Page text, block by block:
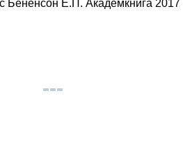
Е.П. Академкнига